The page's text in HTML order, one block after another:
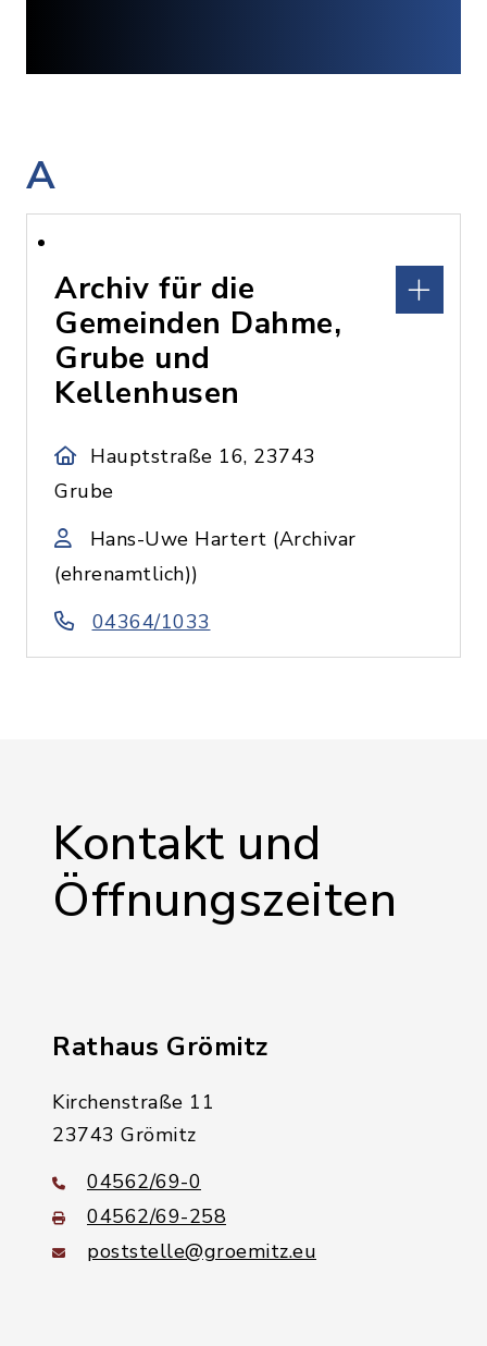
A
Archiv für die
Gemeinden Dahme,
Grube und
Kellenhusen
Hauptstraße 16, 23743
Grube
Hans-Uwe Hartert (Archivar
(ehrenamtlich))
04364/1033
Kontakt und
Öffnungszeiten
Rathaus Grömitz
Kirchenstraße 11
23743 Grömitz
04562/69-0
04562/69-258
poststelle@groemitz.eu